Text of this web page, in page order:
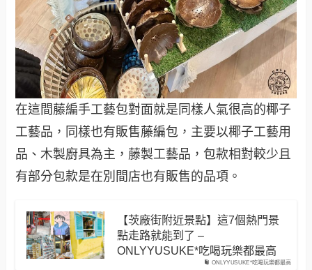
在這間藤編手工藝包對面就是同樣人氣很高的椰子
工藝品，同樣也有販售藤編包，主要以椰子工藝用
品、木製廚具為主，藤製工藝品，包款相對較少且
有部分包款是在別間店也有販售的品項。
ONLYYUSUKE*吃喝玩樂都最高
【茨廠街附近景點】這7個熱門景
點走路就能到了 –
ONLYYUSUKE*吃喝玩樂都最高